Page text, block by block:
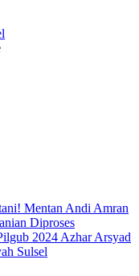
Mentan Andi Amran
Diproses
2024 Azhar Arsyad
Sulsel